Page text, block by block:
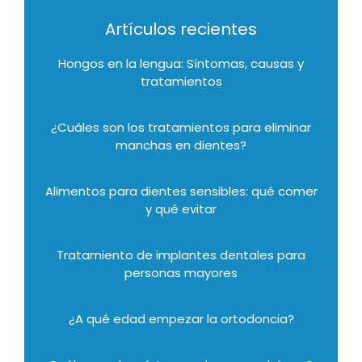
Artículos recientes
Hongos en la lengua: Síntomas, causas y
tratamientos
¿Cuáles son los tratamientos para eliminar
manchas en dientes?
Alimentos para dientes sensibles: qué comer
y qué evitar
Tratamiento de implantes dentales para
personas mayores
¿A qué edad empezar la ortodoncia?